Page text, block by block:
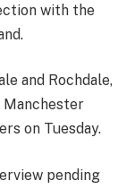
with the
and Rochdale,
on Tuesday.
pending